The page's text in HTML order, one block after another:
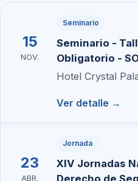
15
NOV.
Seminario
Seminario -
Obligatorio -
Hotel Crystal
Ver detalle →
23
ABR.
Jornada
XIV Jornadas